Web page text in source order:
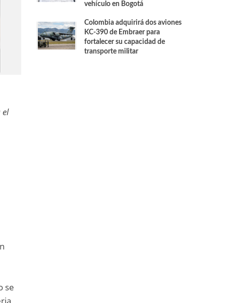
el
se
vehículo en Bogotá
Colombia adquirirá dos aviones
KC-390 de Embraer para
fortalecer su capacidad de
transporte militar